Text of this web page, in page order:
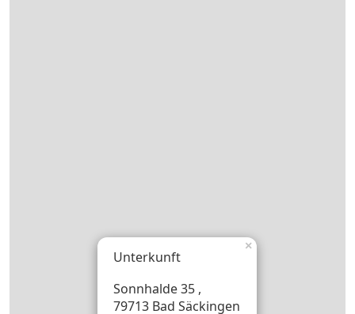
Unterkunft
Sonnhalde 35 ,
79713 Bad Säckingen
×